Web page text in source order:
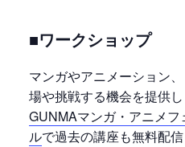
■ワークショップ
マンガやアニメーション
場や挑戦する機会を提供し
GUNMAマンガ・アニメ
ルで過去の講座も無料配信